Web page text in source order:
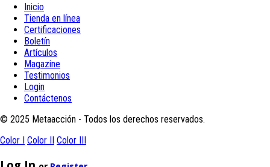
Inicio
Tienda en línea
Certificaciones
Boletín
Artículos
Magazine
Testimonios
Login
Contáctenos
© 2025 Metaacción - Todos los derechos reservados.
Color I Color II Color III